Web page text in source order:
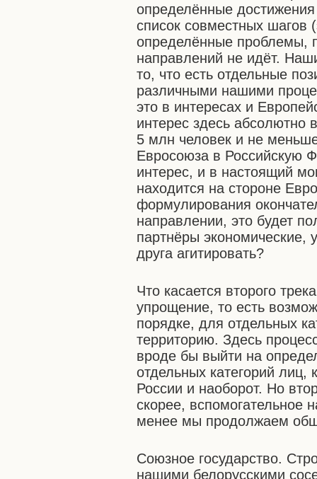
определённые
список совместных шагов
определённые проблемы,
направлений не идёт.
то, что есть отдельные
различными нашими
это в интересах и
интерес здесь абсолютно
5 млн человек и не
Евросоюза в Российскую
интерес, и в настоящий
находится на стороне
формулирования
направлении, это будет
партнёры экономические,
друга агитировать?
Что касается второго
упрощение, то есть
порядке, для отдельных
территорию. Здесь
вроде бы выйти на
отдельных категорий лиц,
России и наоборот. Но
скорее, вспомогательное
менее мы продолжаем
Союзное государство.
нашими белорусскими